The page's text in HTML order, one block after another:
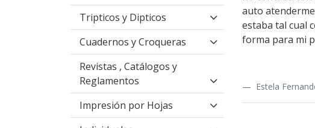
Tripticos y Dipticos
Cuadernos y Croqueras
Revistas , Catálogos y
Reglamentos
Impresión por Hojas
auto
estaba tal cual
forma para mi
Estela